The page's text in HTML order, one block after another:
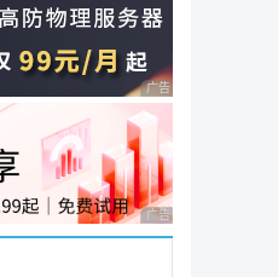
广告 商业广告，理性
广告 商业广告，理性